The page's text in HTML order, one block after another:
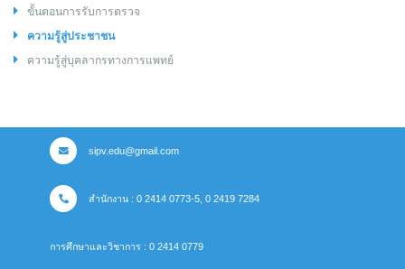
ขั้นตอนการรับการตรวจ
ความรู้สู่ประชาชน
ความรู้สู่บุคลากรทางการแพทย์
sipv.edu@gmail.com
สำนักงาน : 0 2414 0773-5, 0 2419 7284
การศึกษาและวิชาการ : 0 2414 0779